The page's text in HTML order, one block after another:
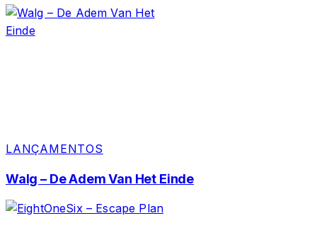
LANÇAMENTOS
Walg – De Adem Van Het Einde